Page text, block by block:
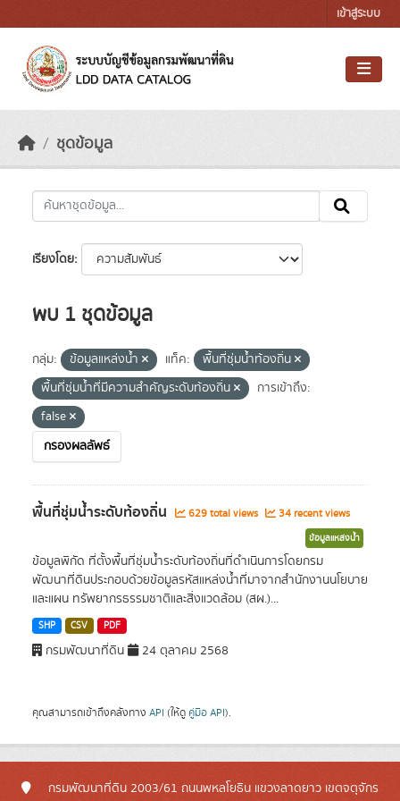
เข้าสู่ระบบ
ชุดข้อมูล
เรียงโดย
พบ 1 ชุดข้อมูล
กลุ่ม: ข้อมูลแหล่งน้ำ แท็ค:
พื้นที่ชุ่มน้ำท้องถิ่น
พื้นที่ชุ่มน้ำที่มีความสําคัญระดับท้องถิ่น
การเข้าถึง:
false
กรองผลลัพธ์
พื้นที่ชุ่มน้ำระดับท้องถิ่น 629 total views 34 recent views
ข้อมูลแหล่งน้ำ
ข้อมูลพิกัด ที่ตั้งพื้นที่ชุ่มน้ำระดับท้องถิ่นที่ดำเนินการโดยกรม
พัฒนาที่ดินประกอบด้วยข้อมูลรหัสแหล่งน้ำที่มาจากสำนักงานนโยบาย
และแผน ทรัพยากรธรรมชาติและสิ่งแวดล้อม (สผ.)...
SHP CSV PDF
กรมพัฒนาที่ดิน 24 ตุลาคม 2568
คุณสามารถเข้าถึงคลังทาง API (ให้ดู คู่มือ API).
กรมพัฒนาที่ดิน 2003/61 ถนนพหลโยธิน แขวงลาดยาว เขตจตุจักร